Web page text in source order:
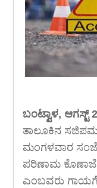
ಬಂಟ್ವಾಳ, ಆಗಸ್ಟ್
ತಾಲೂಕಿನ
ಮಂಗಳವಾರ ಸಂಜೆ
ಪರಿಣಾಮ
ಎಂಬವರು